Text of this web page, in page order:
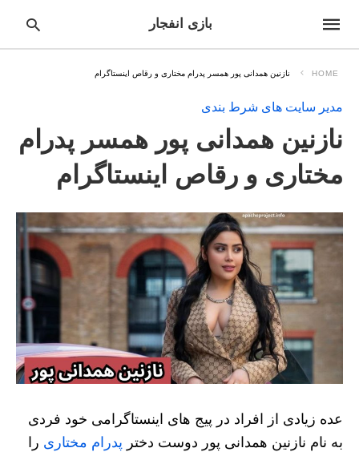
بازی انفجار
HOME نازنین همدانی پور همسر پدرام مختاری و رقاص اینستاگرام
مدیر سایت های شرط بندی
نازنین همدانی پور همسر پدرام
مختاری و رقاص اینستاگرام
عده زیادی از افراد در پیج های اینستاگرامی خود فردی
به نام نازنین همدانی پور دوست دختر پدرام مختاری را